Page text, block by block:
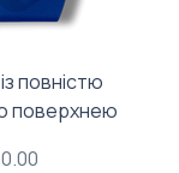
повністю
поверхнею